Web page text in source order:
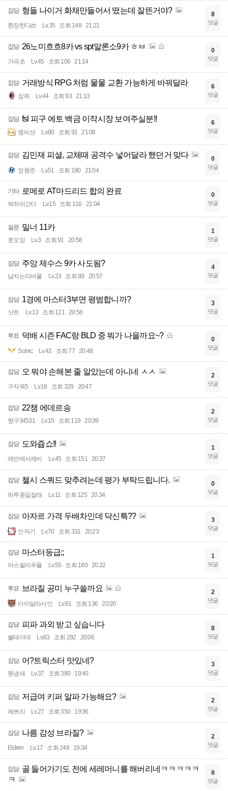
잡담 형들 나이거 화채만들어서 떴는데 잘뜬거야?
환장한다zz Lv.35 조회 148 21:21
8
댓글
잡담 26노미흐흐8카 vs spt알론소9카 ㅎㅂ
가곡초 Lv.45 조회 106 21:14
0
댓글
잡담 거래방식 RPG 처럼 물물 교환 가능하게 바꿔달라
잠쥐 Lv.44 조회 93 21:13
6
댓글
잡담 fsl 피구 에토 백금 이작시장 보여주실분!!
엠비션 Lv.80 조회 91 21:08
6
댓글
잡담 김민재 피셜, 교체때 공격수 넣어달라 했던거 맞다
정몽준 Lv.51 조회 190 21:04
0
댓글
기타 로메로 AT마드리드 합의 완료
뭐하러간다 Lv.15 조회 116 21:04
0
댓글
질문 밀너 11카
호오잉 Lv.3 조회 91 20:58
1
댓글
잡담 주앙 제수스 9카 사도됨?
남자는리버풀 Lv.23 조회 89 20:57
4
댓글
잡담 1경에 마스터3부면 평범합니까?
샷트 Lv.13 조회 121 20:56
3
댓글
투표 덕배 시즌 FAC랑 BLD 중 뭐가 나을까요~?
Scinic Lv.42 조회 77 20:48
0
댓글
잡담 오 뭐야 손해본 줄 알았는데 아니네 ㅅㅅ
구자욱5 Lv.18 조회 329 20:47
2
댓글
잡담 22챔 에데르송
짱구34531 Lv.15 조회 119 20:39
2
댓글
잡담 도와쥽쇼!!
레반에서제비 Lv.45 조회 151 20:37
1
댓글
잡담 첼시 스쿼드 맞추려는데 평가 부탁드립니다.
하루종일잘래 Lv.11 조회 125 20:34
0
댓글
잡담 아자르 가격 두배차인데 닥신특??
인자기 Lv.70 조회 331 20:23
3
댓글
잡담 마스터등급;;
아스필리푸욜 Lv.55 조회 180 20:22
1
댓글
투표 브라질 공미 누구쓸까요
타이달라사인 Lv.61 조회 136 20:20
2
댓글
잡담 피파 과외 받고 싶습니다
볼테마데 Lv.63 조회 292 20:06
8
댓글
잡담 어?트릭스터 맛있네?
똥냄새 Lv.37 조회 380 19:40
3
댓글
잡담 저급여 키퍼 알파 가능해요?
레쁘리 Lv.27 조회 350 19:36
2
댓글
잡담 나름 감성 브라질?
Eldren Lv.17 조회 248 19:34
2
댓글
잡담 골 들어가기도 전에 세레머니를 해버리네ㅋㅋㅋㅋㅋ
ㅋ
8
댓글